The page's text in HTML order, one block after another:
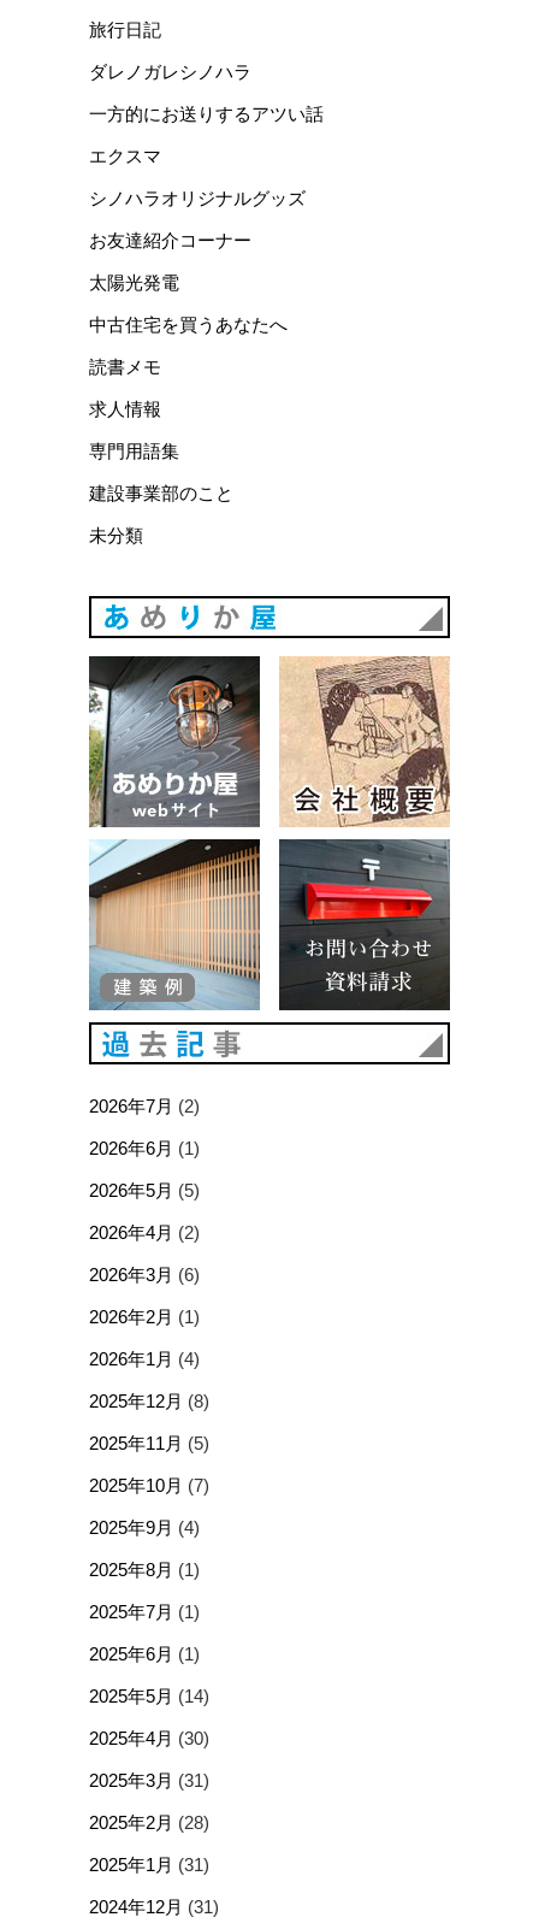
旅行日記
ダレノガレシノハラ
一方的にお送りするアツい話
エクスマ
シノハラオリジナルグッズ
お友達紹介コーナー
太陽光発電
中古住宅を買うあなたへ
読書メモ
求人情報
専門用語集
建設事業部のこと
未分類
あめりか屋WEBサイト
2026年7月 (2)
2026年6月 (1)
2026年5月 (5)
2026年4月 (2)
2026年3月 (6)
2026年2月 (1)
2026年1月 (4)
2025年12月 (8)
2025年11月 (5)
2025年10月 (7)
2025年9月 (4)
2025年8月 (1)
2025年7月 (1)
2025年6月 (1)
2025年5月 (14)
2025年4月 (30)
2025年3月 (31)
2025年2月 (28)
2025年1月 (31)
2024年12月 (31)